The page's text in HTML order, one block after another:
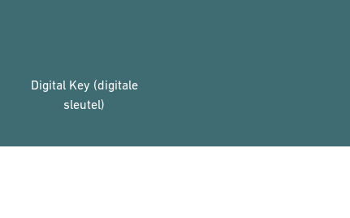
Digital Key (digitale
sleutel)